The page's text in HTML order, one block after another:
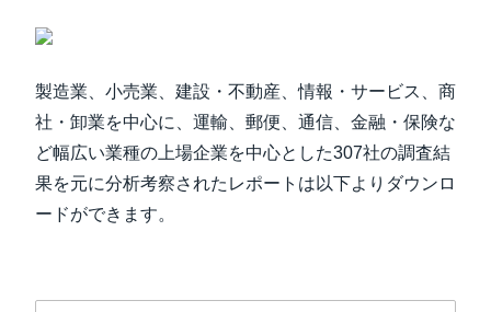
製造業、小売業、建設・不動産、情報・サービス、商
社・卸業を中心に、運輸、郵便、通信、金融・保険な
ど幅広い業種の上場企業を中心とした307社の調査結
果を元に分析考察されたレポートは以下よりダウンロ
ードができます。